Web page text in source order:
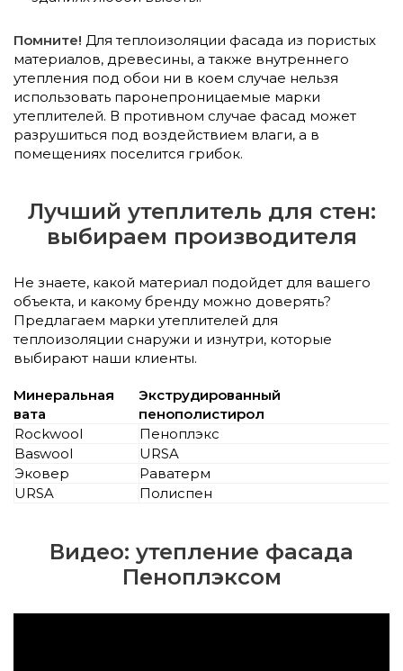
Помните! Для теплоизоляции фасада из пористых
материалов, древесины, а также внутреннего
утепления под обои ни в коем случае нельзя
использовать паронепроницаемые марки
утеплителей. В противном случае фасад может
разрушиться под воздействием влаги, а в
помещениях поселится грибок.
Лучший утеплитель для стен:
выбираем производителя
Не знаете, какой материал подойдет для вашего
объекта, и какому бренду можно доверять?
Предлагаем марки утеплителей для
теплоизоляции снаружи и изнутри, которые
выбирают наши клиенты.
Минеральная
вата
Экструдированный
пенополистирол
Rockwool
Пеноплэкс
Baswool
URSA
Эковер
Раватерм
URSA
Полиспен
Видео: утепление фасада
Пеноплэксом